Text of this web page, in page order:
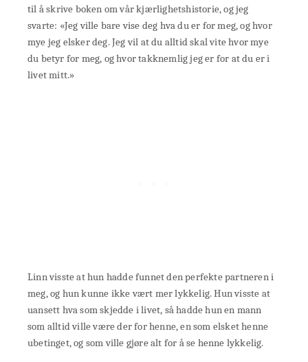
til å skrive boken om vår kjærlighetshistorie, og jeg
svarte: «Jeg ville bare vise deg hva du er for meg, og hvor
mye jeg elsker deg. Jeg vil at du alltid skal vite hvor mye
du betyr for meg, og hvor takknemlig jeg er for at du er i
livet mitt.»
Linn visste at hun hadde funnet den perfekte partneren i
meg, og hun kunne ikke vært mer lykkelig. Hun visste at
uansett hva som skjedde i livet, så hadde hun en mann
som alltid ville være der for henne, en som elsket henne
ubetinget, og som ville gjøre alt for å se henne lykkelig.